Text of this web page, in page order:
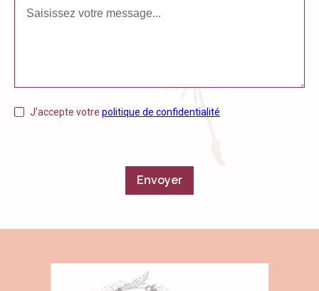
J'accepte votre politique de confidentialité